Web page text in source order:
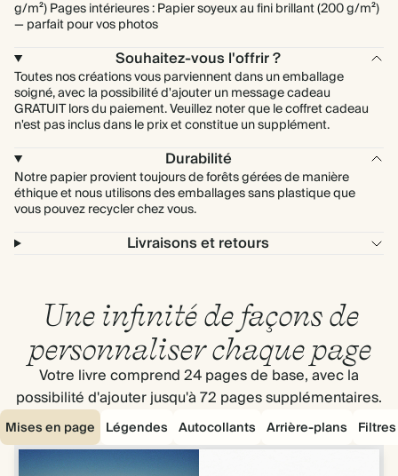
g/m²) Pages intérieures : Papier soyeux au fini brillant (200 g/m²)
— parfait pour vos photos
Souhaitez-vous l'offrir ?
Toutes nos créations vous parviennent dans un emballage
soigné, avec la possibilité d'ajouter un message cadeau
GRATUIT lors du paiement. Veuillez noter que le coffret cadeau
n'est pas inclus dans le prix et constitue un supplément.
Durabilité
Notre papier provient toujours de forêts gérées de manière
éthique et nous utilisons des emballages sans plastique que
vous pouvez recycler chez vous.
Livraisons et retours
Une infinité de façons de
personnaliser chaque page
Votre livre comprend 24 pages de base, avec la
possibilité d'ajouter jusqu'à 72 pages supplémentaires.
Mises en page Légendes Autocollants Arrière-plans